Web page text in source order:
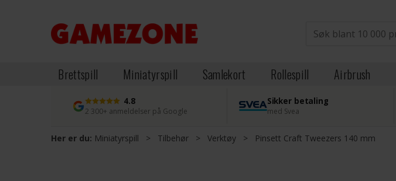
Brettspill Miniatyrspill Samlekort Rollespill Airbrush
4.8
2 300+ anmeldelser på Google
Sikker betaling
med Svea
Her er du: Miniatyrspill > Tilbehør > Verktøy > Pinsett Craft Tweezers 140 mm